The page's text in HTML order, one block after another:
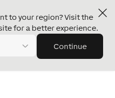
to your region? Visit the
for a better experience.
Continue